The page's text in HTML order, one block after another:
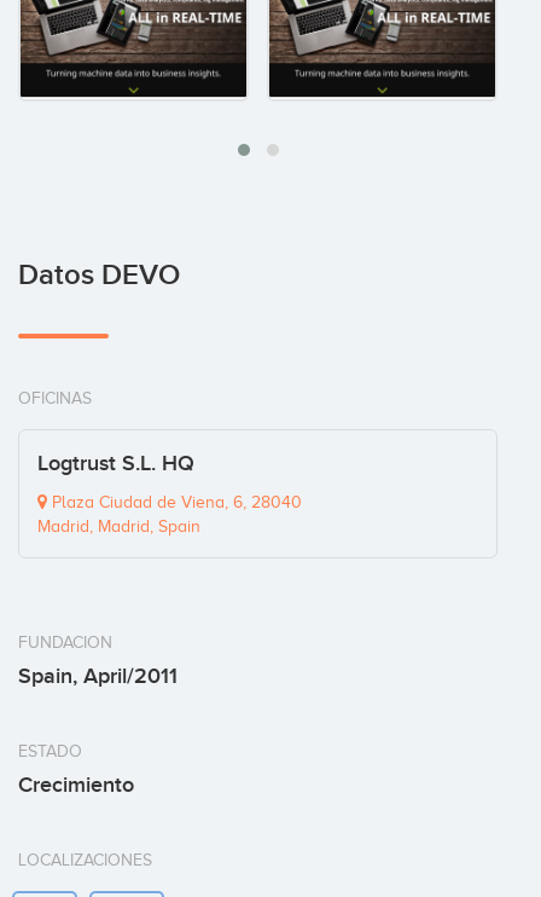
Datos DEVO
OFICINAS
Logtrust S.L. HQ
Plaza Ciudad de Viena, 6, 28040
Madrid, Madrid, Spain
FUNDACION
Spain, April/2011
ESTADO
Crecimiento
LOCALIZACIONES